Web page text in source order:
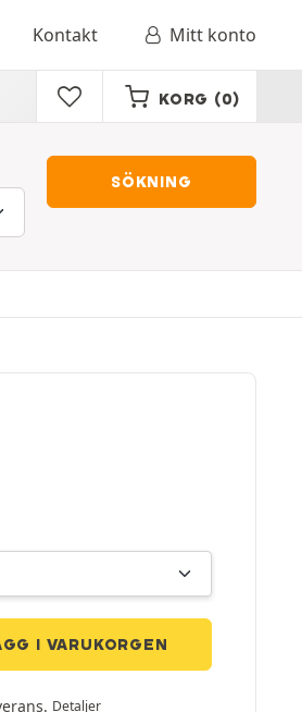
Kontakt Mitt konto
KORG (0)
SÖKNING
I VARUKORGEN
Detaljer